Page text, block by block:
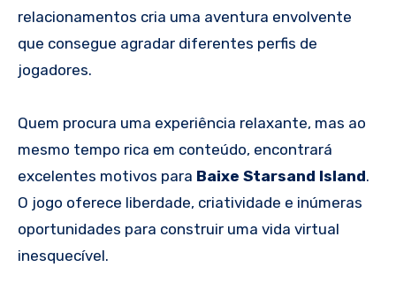
relacionamentos cria uma aventura envolvente
que consegue agradar diferentes perfis de
jogadores.
Quem procura uma experiência relaxante, mas ao
mesmo tempo rica em conteúdo, encontrará
excelentes motivos para Baixe Starsand Island.
O jogo oferece liberdade, criatividade e inúmeras
oportunidades para construir uma vida virtual
inesquecível.